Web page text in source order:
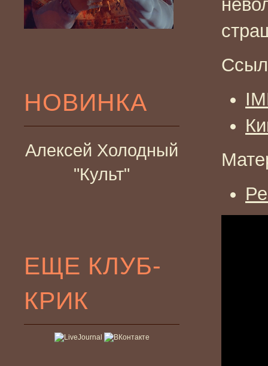
НОВИНКА
Алексей Холодный
"Культ"
ЕЩЕ КЛУБ-
КРИК